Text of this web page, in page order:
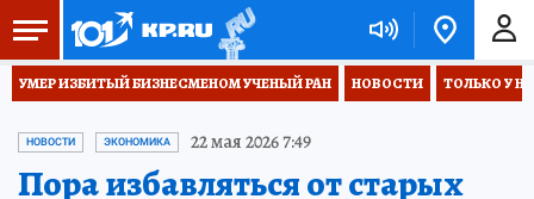
УМЕР ИЗБИТЫЙ БИЗНЕСМЕНОМ УЧЕНЫЙ РАН НОВОСТИ ТОЛЬКО У
НОВОСТИ ЭКОНОМИКА 22 мая 2026 7:49
Пора избавляться от старых